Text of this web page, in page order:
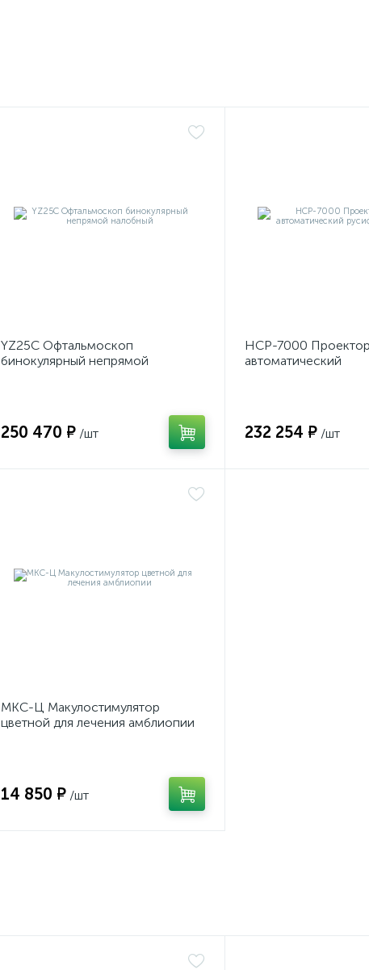
YZ25C Офтальмоскоп
бинокулярный непрямой
250 470 ₽ /шт
НСР-7000 Проектор
автоматический
232 254 ₽ /шт
МКС-Ц Макулостимулятор
цветной для лечения амблиопии
14 850 ₽ /шт